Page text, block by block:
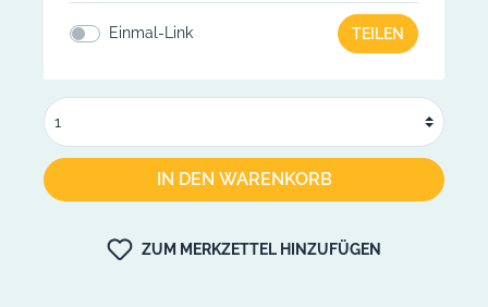
Einmal-Link TEILEN
IN DEN WARENKORB
ZUM MERKZETTEL HINZUFÜGEN